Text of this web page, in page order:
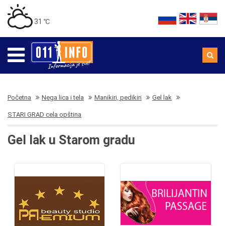
31 ℃
Početna Nega lica i tela Manikiri, pedikiri Gel lak
STARI GRAD cela opština
Gel lak u Starom gradu